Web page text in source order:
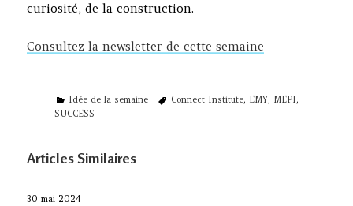
curiosité, de la construction.
Consultez la newsletter de cette semaine
Categories
Idée de la semaine Tags
Connect Institute, EMY, MEPI,
SUCCESS
Articles Similaires
30 mai 2024